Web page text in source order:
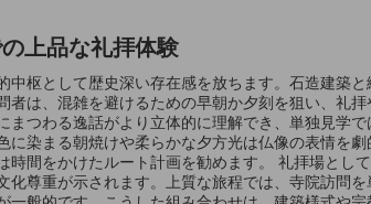
上品な礼拝体験
枢として歴史深い存在感を放ちます。石造建築
は、混雑を避けるための早朝か夕刻を狙い、礼
つわる逸話がより立体的に理解でき、単独見学
染まる朝焼けや柔らかな夕方光は仏像の表情を
間をかけたルート計画を勧めます。 礼拝場とし
尊重が示されます。上質な旅程では、寺院訪問